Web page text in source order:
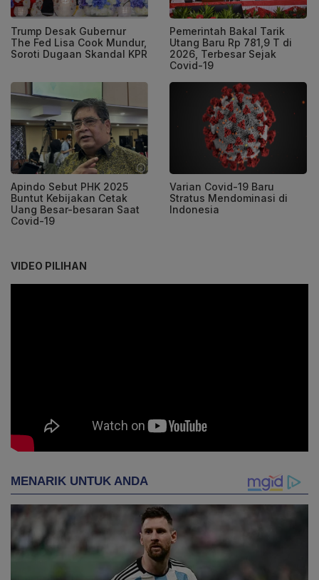
Trump Desak Gubernur
The Fed Lisa Cook Mundur,
Soroti Dugaan Skandal KPR
Pemerintah Bakal Tarik
Utang Baru Rp 781,9 T di
2026, Terbesar Sejak
Covid-19
Apindo Sebut PHK 2025
Buntut Kebijakan Cetak
Uang Besar-besaran Saat
Covid-19
Varian Covid-19 Baru
Stratus Mendominasi di
Indonesia
VIDEO PILIHAN